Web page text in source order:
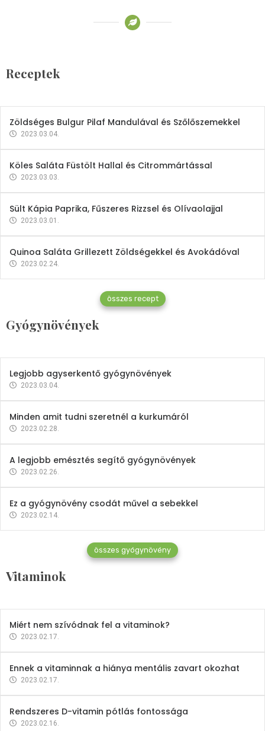
Receptek
2023.03.06.
Zöldséges Bulgur Pilaf Mandulával és Szőlőszemekkel
2023.03.04.
Köles Saláta Füstölt Hallal és Citrommártással
2023.03.03.
Sült Kápia Paprika, Fűszeres Rizzsel és Olívaolajjal
2023.03.01.
Quinoa Saláta Grillezett Zöldségekkel és Avokádóval
2023.02.24.
összes recept
Gyógynövények
Gyógynövények
Mindent a petrezselyemről
2023.12.21.
Legjobb agyserkentő gyógynövények
2023.03.04.
Minden amit tudni szeretnél a kurkumáról
2023.02.28.
A legjobb emésztés segítő gyógynövények
2023.02.26.
Ez a gyógynövény csodát művel a sebekkel
2023.02.14.
összes gyógynövény
Vitaminok
Vitaminok
Mindent a B-12 vitaminról
2023.02.27.
Miért nem szívódnak fel a vitaminok?
2023.02.17.
Ennek a vitaminnak a hiánya mentális zavart okozhat
2023.02.17.
Rendszeres D-vitamin pótlás fontossága
2023.02.16.